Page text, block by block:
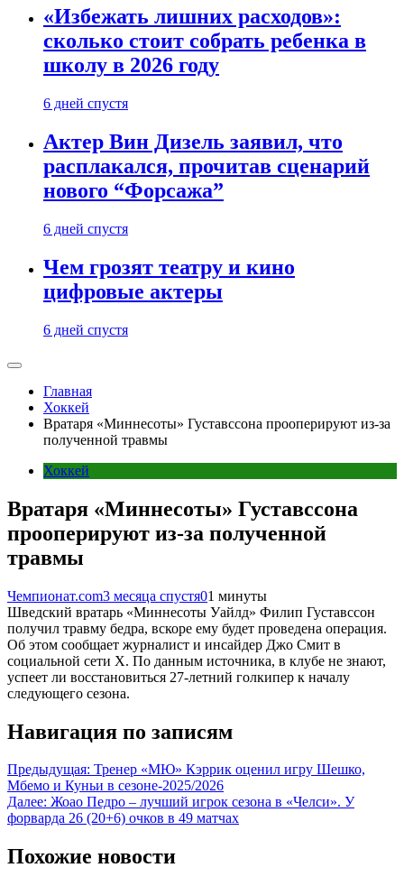
«Избежать лишних расходов»:
сколько стоит собрать ребенка в
школу в 2026 году
6 дней спустя
Актер Вин Дизель заявил, что
расплакался, прочитав сценарий
нового “Форсажа”
6 дней спустя
Чем грозят театру и кино
цифровые актеры
6 дней спустя
Главная
Хоккей
Вратаря «Миннесоты» Густавссона прооперируют из-за
полученной травмы
Хоккей
Вратаря «Миннесоты» Густавссона
прооперируют из-за полученной
травмы
Чемпионат.com3 месяца спустя01 минуты
Шведский вратарь «Миннесоты Уайлд» Филип Густавссон
получил травму бедра, вскоре ему будет проведена операция.
Об этом сообщает журналист и инсайдер Джо Смит в
социальной сети X. По данным источника, в клубе не знают,
успеет ли восстановиться 27-летний голкипер к началу
следующего сезона.
Навигация по записям
Предыдущая: Тренер «МЮ» Кэррик оценил игру Шешко,
Мбемо и Куньи в сезоне-2025/2026
Далее: Жоао Педро – лучший игрок сезона в «Челси». У
форварда 26 (20+6) очков в 49 матчах
Похожие новости